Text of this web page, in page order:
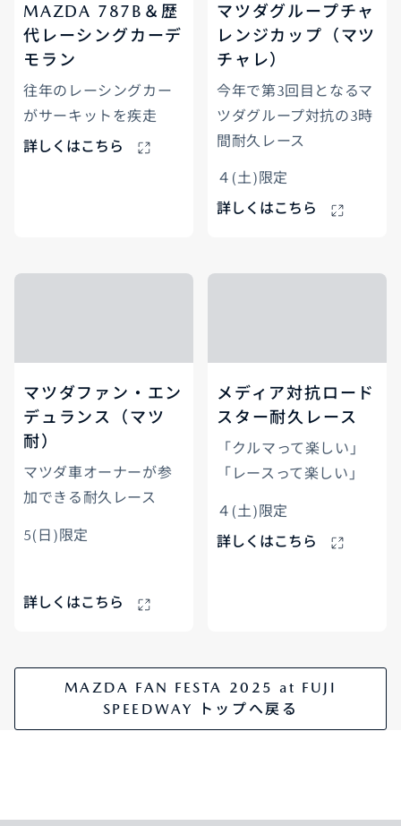
MAZDA 787B＆歴
代レーシングカーデ
モラン
往年のレーシングカー
がサーキットを疾走
詳しくはこちら
マツダグループチャ
レンジカップ（マツ
チャレ）
今年で第3回目となるマ
ツダグループ対抗の3時
間耐久レース
４(土)限定
詳しくはこちら
マツダファン・エン
デュランス（マツ
耐）
マツダ車オーナーが参
加できる耐久レース
5(日)限定
詳しくはこちら
メディア対抗ロード
スター耐久レース
「クルマって楽しい」
「レースって楽しい」
４(土)限定
詳しくはこちら
MAZDA FAN FESTA 2025 at FUJI
SPEEDWAY トップへ戻る